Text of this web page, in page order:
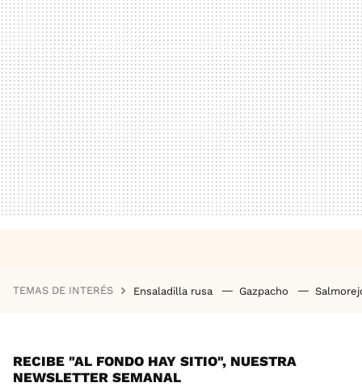
TEMAS DE INTERÉS Ensaladilla rusa Gazpacho
RECIBE "AL FONDO HAY SITIO", NUESTRA
NEWSLETTER SEMANAL